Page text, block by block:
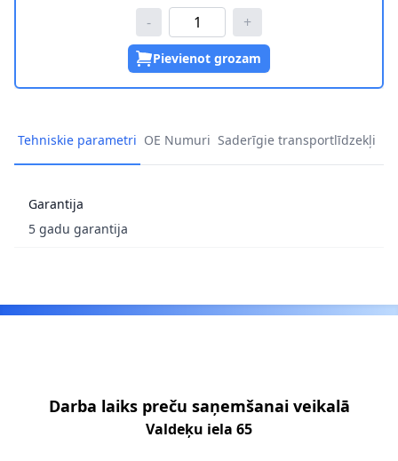
- +
Pievienot grozam
Tehniskie parametri OE Numuri Saderīgie transportlīdzekļi
Garantija
5 gadu garantija
Darba laiks preču saņemšanai veikalā
Valdeķu iela 65